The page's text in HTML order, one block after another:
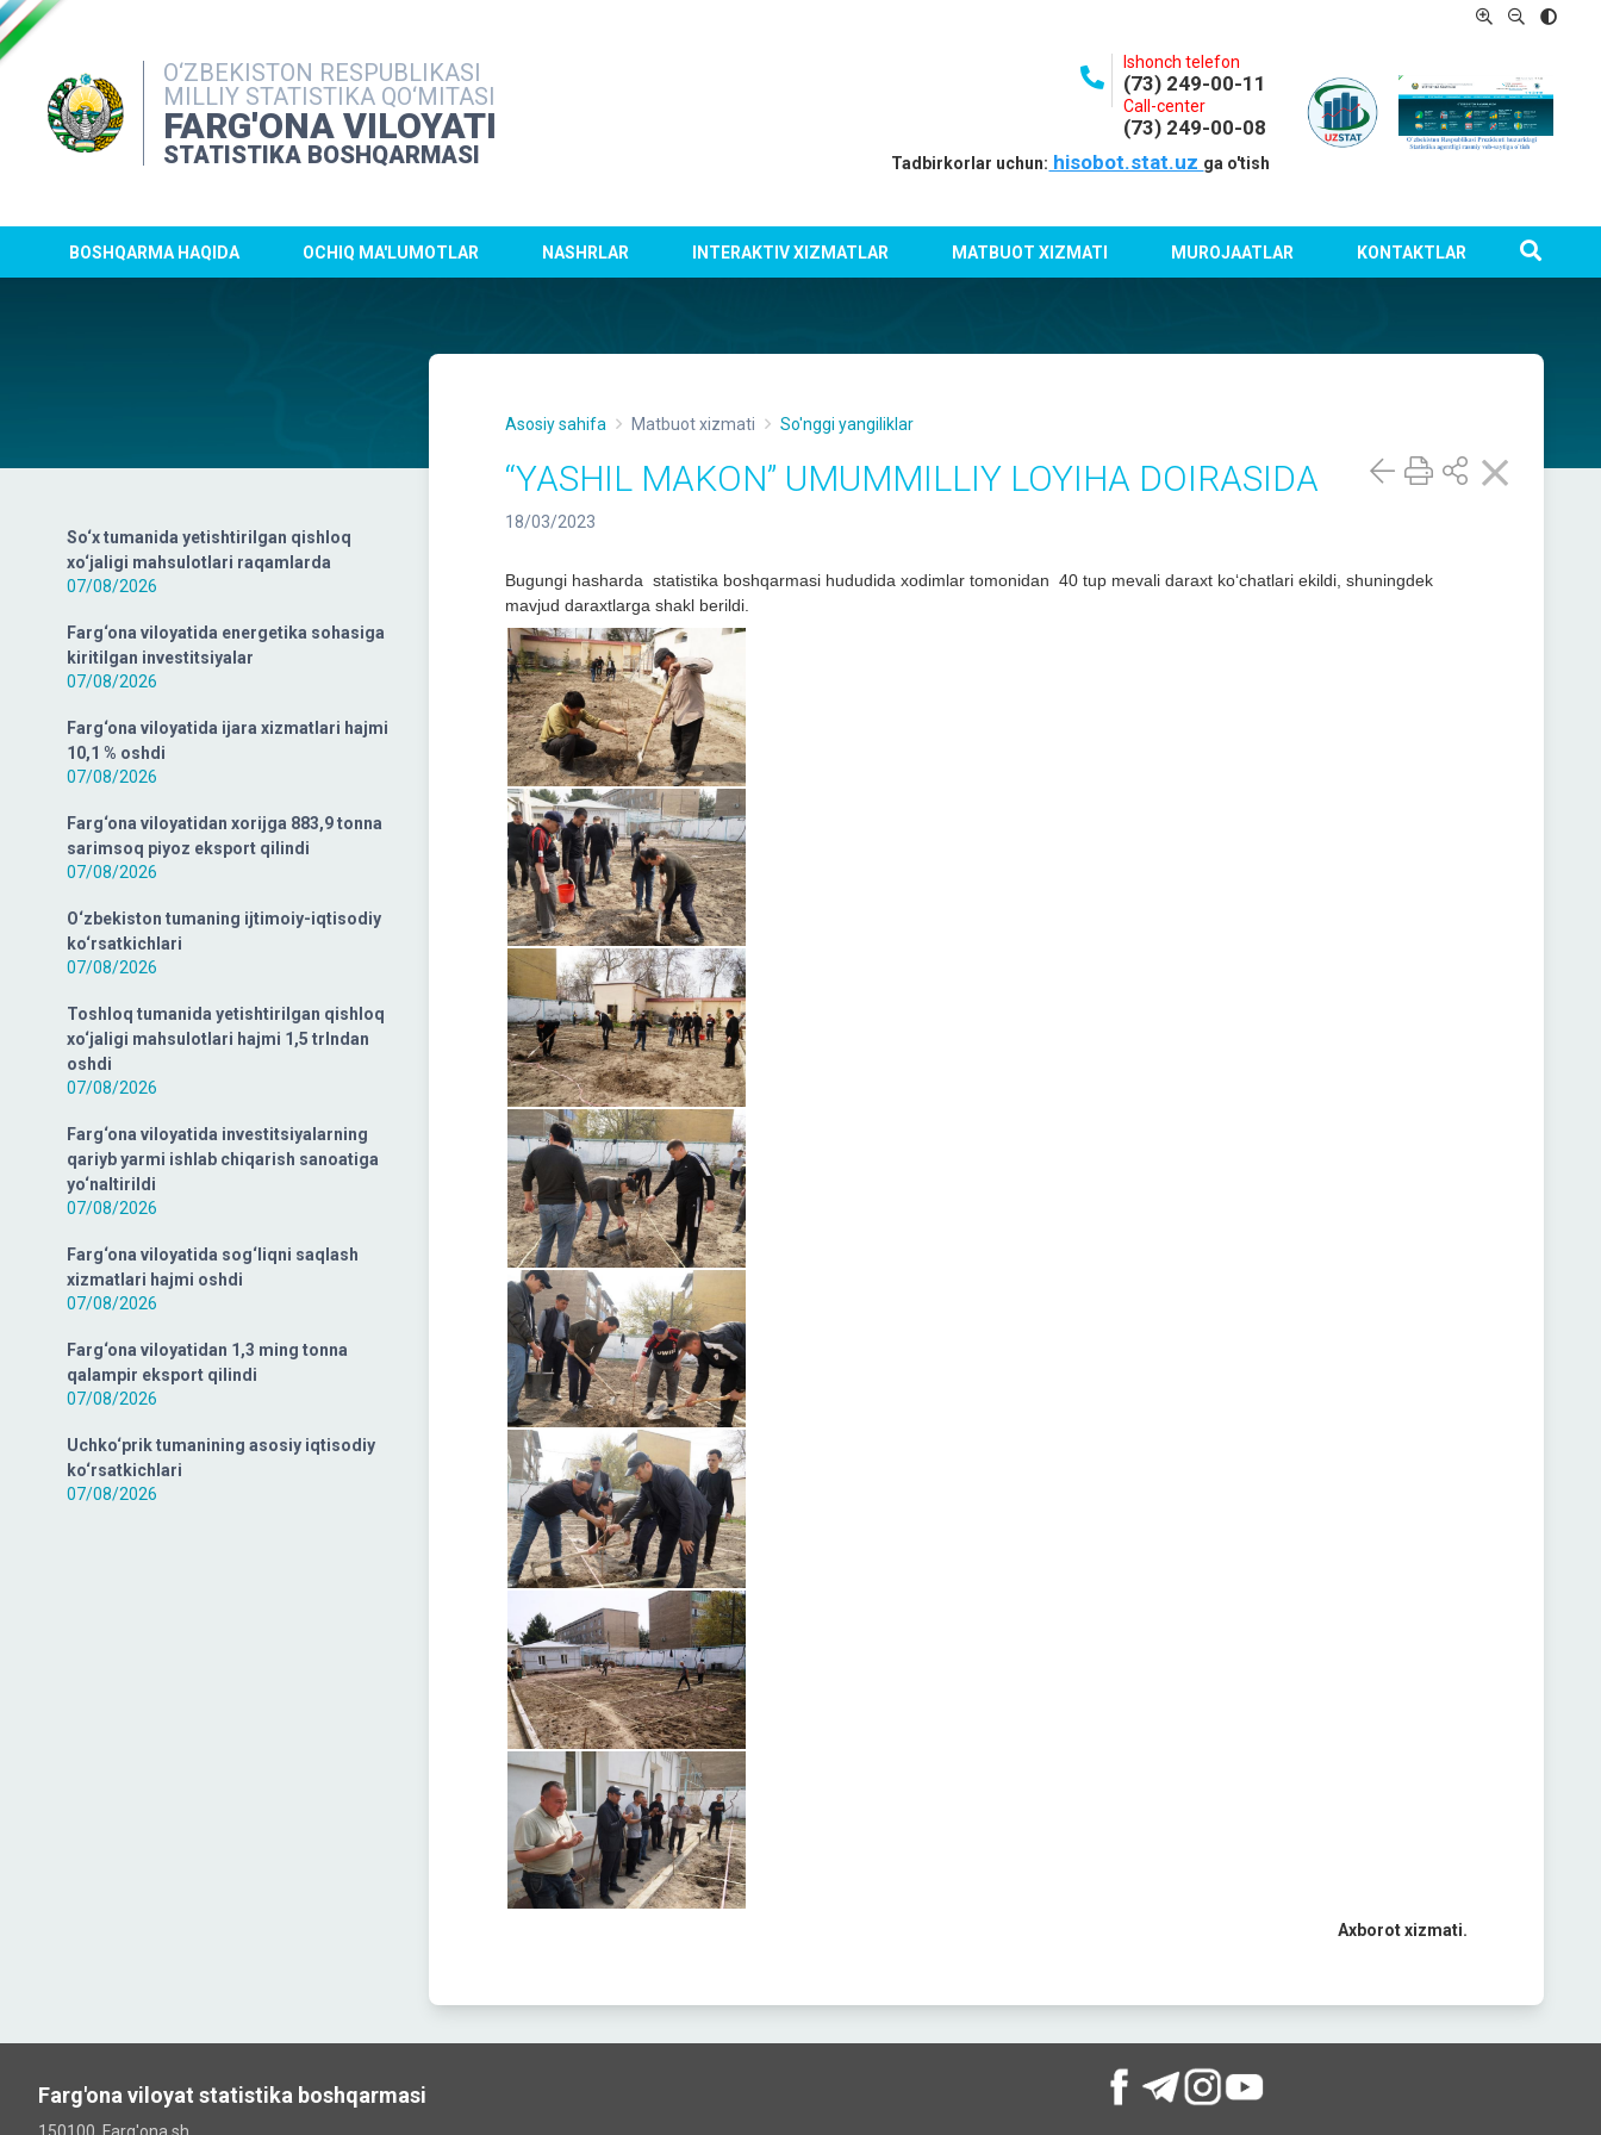
O‘ZBEKISTON RESPUBLIKASI
MILLIY STATISTIKA QO‘MITASI
FARG'ONA VILOYATI
STATISTIKA BOSHQARMASI
Ishonch telefon
(73) 249-00-11
Call-center
(73) 249-00-08
Tadbirkorlar uchun: hisobot.stat.uz ga o'tish
BOSHQARMA HAQIDA OCHIQ MA'LUMOTLAR NASHRLAR INTERAKTIV XIZMATLAR MATBUOT XIZMATI MUROJAATLAR KONTAKTLAR
So‘x tumanida yetishtirilgan qishloq
xo‘jaligi mahsulotlari raqamlarda
07/08/2026
Farg‘ona viloyatida energetika sohasiga
kiritilgan investitsiyalar
07/08/2026
Farg‘ona viloyatida ijara xizmatlari hajmi
10,1 % oshdi
07/08/2026
Farg‘ona viloyatidan xorijga 883,9 tonna
sarimsoq piyoz eksport qilindi
07/08/2026
O‘zbekiston tumaning ijtimoiy-iqtisodiy
ko‘rsatkichlari
07/08/2026
Toshloq tumanida yetishtirilgan qishloq
xo‘jaligi mahsulotlari hajmi 1,5 trlndan
oshdi
07/08/2026
Farg‘ona viloyatida investitsiyalarning
qariyb yarmi ishlab chiqarish sanoatiga
yo‘naltirildi
07/08/2026
Farg‘ona viloyatida sog‘liqni saqlash
xizmatlari hajmi oshdi
07/08/2026
Farg‘ona viloyatidan 1,3 ming tonna
qalampir eksport qilindi
07/08/2026
Uchko‘prik tumanining asosiy iqtisodiy
ko‘rsatkichlari
07/08/2026
Asosiy sahifa Matbuot xizmati So'nggi yangiliklar
“YASHIL MAKON” UMUMMILLIY LOYIHA DOIRASIDA
18/03/2023
Bugungi hasharda statistika boshqarmasi hududida xodimlar tomonidan 40 tup mevali daraxt ko‘chatlari ekildi, shuningdek
mavjud daraxtlarga shakl berildi.
Axborot xizmati.
Farg'ona viloyat statistika boshqarmasi